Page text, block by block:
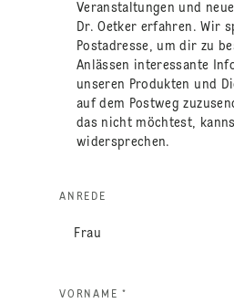
Veranstaltungen und
Dr. Oetker erfahren. Wir
Postadresse, um dir zu
Anlässen interessante
unseren Produkten und
auf dem Postweg
das nicht möchtest,
widersprechen.
ANREDE
VORNAME *